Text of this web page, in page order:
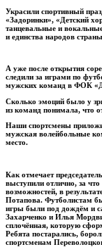
Украсили спортивный
«Задоринки», «Детский
танцевальные и
и единства народов
А уже после открытия
следили за играми по
мужских команд в ФОК
Сколько эмоций было у
из команд понимала, что
Наши спортсмены
мужская волейбольные
место.
Как отмечает
выступили отлично, за
возможностей, в
Потапова. Футболистам
игры были под дождём и
Захарченко и Илья
сплочённая, которую
Ребята постарались,
спортсменам